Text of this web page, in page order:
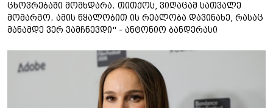
ცხოვრებაში მომხდარა. თითქოს, ვიღაცამ სათვალე
მომარგო. ამის წყალობით ის რეალობა დავინახე, რასაც
მანამდე ვერ ვამჩნევდი" - ანტონიო ბანდერასი